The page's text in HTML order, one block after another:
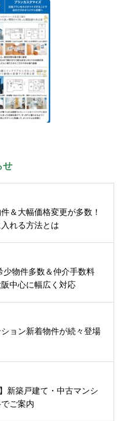
せ
＆大幅価格変更が多数！
れる方法とは
少物件多数＆仲介手数料
中心に幅広く対応
ョン新着物件が続々登場
新築戸建て・中古マンシ
ご案内